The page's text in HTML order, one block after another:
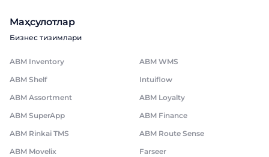
Маҳсулотлар
Бизнес тизимлари
ABM Inventory
ABM WMS
ABM Shelf
Intuiflow
ABM Assortment
ABM Loyalty
ABM SuperApp
ABM Finance
ABM Rinkai TMS
ABM Route Sense
ABM Movelix
Farseer